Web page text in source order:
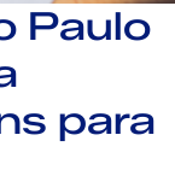
Paulo
para